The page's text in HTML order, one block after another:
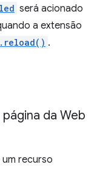
será acionado
a extensão
.
da Web
recurso